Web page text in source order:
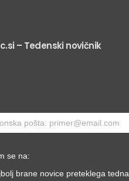
– Tedenski novičnik
se na:
brane novice preteklega tedna